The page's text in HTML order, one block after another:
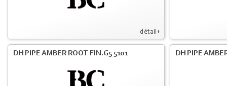
détail+
DH PIPE AMBER ROOT FIN.G5 5101 DH PIPE